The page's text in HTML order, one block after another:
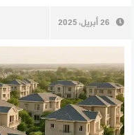
26 أبريل، 2025